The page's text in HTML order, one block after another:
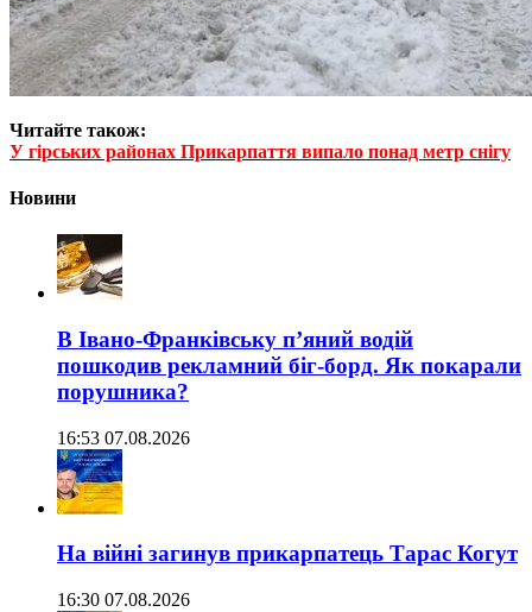
Читайте також:
У гірських районах Прикарпаття випало понад метр снігу
Новини
В Івано-Франківську п’яний водій
пошкодив рекламний біг-борд. Як покарали
порушника?
16:53 07.08.2026
На війні загинув прикарпатець Тарас Когут
16:30 07.08.2026